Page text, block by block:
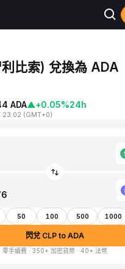
比索) 兌換為 ADA
ADA▲+0.05%24h
23:02 (GMT+0)
50 100 500 1000
閃兌 CLP to ADA
零手續費 · 350+ 加密貨幣 · 40+ 法幣